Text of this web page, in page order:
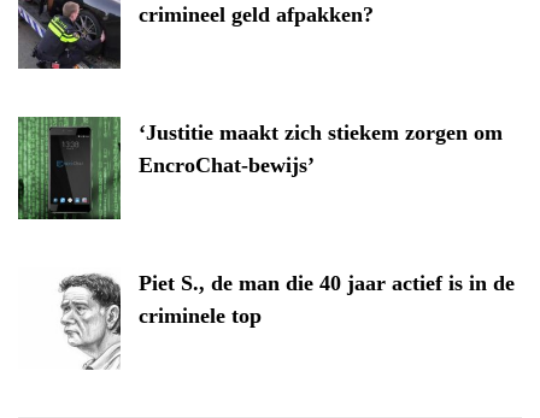
crimineel geld afpakken?
‘Justitie maakt zich stiekem zorgen om
EncroChat-bewijs’
Piet S., de man die 40 jaar actief is in de
criminele top